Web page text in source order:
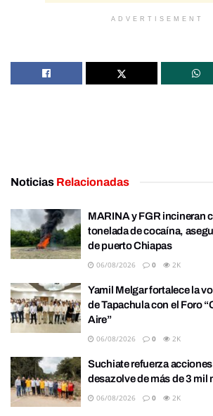
ADVERTISEMENT
Noticias Relacionadas
MARINA y FGR incineran
tonelada de cocaína,
de puerto Chiapas
06/08/2026 0 2K
Yamil Melgar fortalece la
de Tapachula con el Foro
Aire”
06/08/2026 0 2K
Suchiate refuerza
desazolve de más de 3 mil
06/08/2026 0 2K